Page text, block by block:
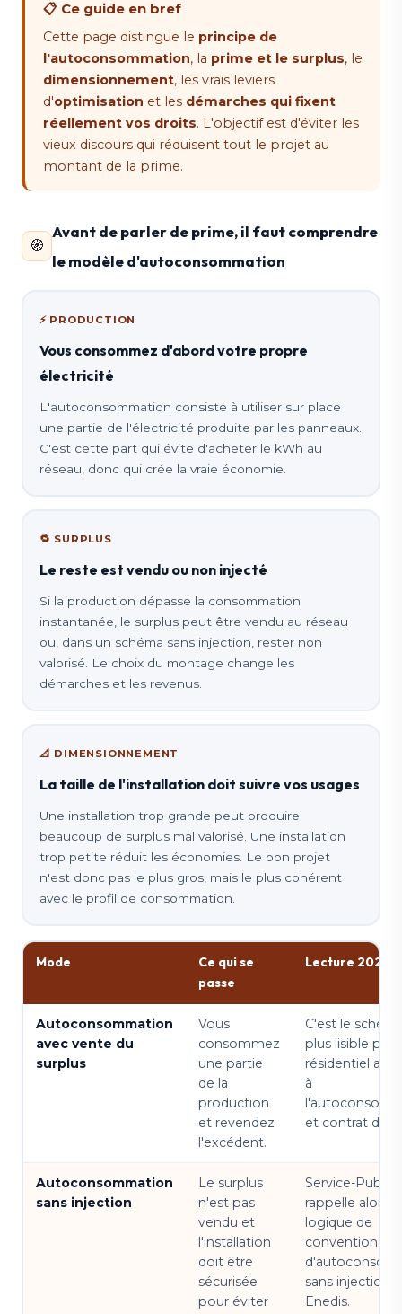
📋 Ce guide en bref
Cette page distingue le principe de
l'autoconsommation, la prime et le surplus, le
dimensionnement, les vrais leviers
d'optimisation et les démarches qui fixent
réellement vos droits. L'objectif est d'éviter les
vieux discours qui réduisent tout le projet au
montant de la prime.
🧭
Avant de parler de prime, il faut comprendre
le modèle d'autoconsommation
⚡ PRODUCTION
Vous consommez d'abord votre propre
électricité
L'autoconsommation consiste à utiliser sur place
une partie de l'électricité produite par les panneaux.
C'est cette part qui évite d'acheter le kWh au
réseau, donc qui crée la vraie économie.
🔁 SURPLUS
Le reste est vendu ou non injecté
Si la production dépasse la consommation
instantanée, le surplus peut être vendu au réseau
ou, dans un schéma sans injection, rester non
valorisé. Le choix du montage change les
démarches et les revenus.
📐 DIMENSIONNEMENT
La taille de l'installation doit suivre vos usages
Une installation trop grande peut produire
beaucoup de surplus mal valorisé. Une installation
trop petite réduit les économies. Le bon projet
n'est donc pas le plus gros, mais le plus cohérent
avec le profil de consommation.
Mode
Ce qui se
passe
Lecture 2026
Autoconsommation
avec vente du
surplus
Vous
consommez
une partie
de la
production
et revendez
l'excédent.
C'est le
plus lisible
résidentiel
à
et contrat
Autoconsommation
sans injection
Le surplus
n'est pas
vendu et
l'installation
doit être
sécurisée
pour éviter
Service-Public
rappelle alors la
logique de
convention
sans injection
Enedis.